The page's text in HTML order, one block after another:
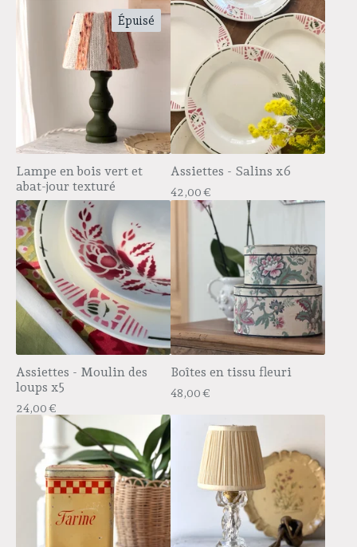
Épuisé
Lampe en bois vert et
abat-jour texturé
Assiettes - Salins x6
42,00€
Assiettes - Moulin des
loups x5
24,00€
Boîtes en tissu fleuri
48,00€